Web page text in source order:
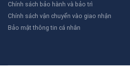
Chính sách bảo hành và bảo trì
Chính sách vận chuyển vào giao nhận
Bảo mật thông tin cá nhân